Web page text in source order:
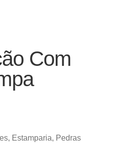
Com
, Estamparia, Pedras